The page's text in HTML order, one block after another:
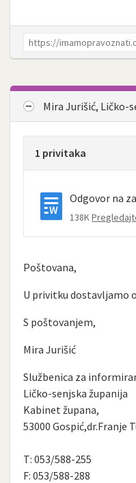
Mira Jurišić, Ličko-
1 privitaka
Odgovor na
138K
Poštovana,
U privitku dostavljamo
S poštovanjem,
Mira Jurišić
Službenica za
Ličko-senjska županija
Kabinet župana,
53000 Gospić,dr.Franje
T: 053/588-255
F: 053/588-288